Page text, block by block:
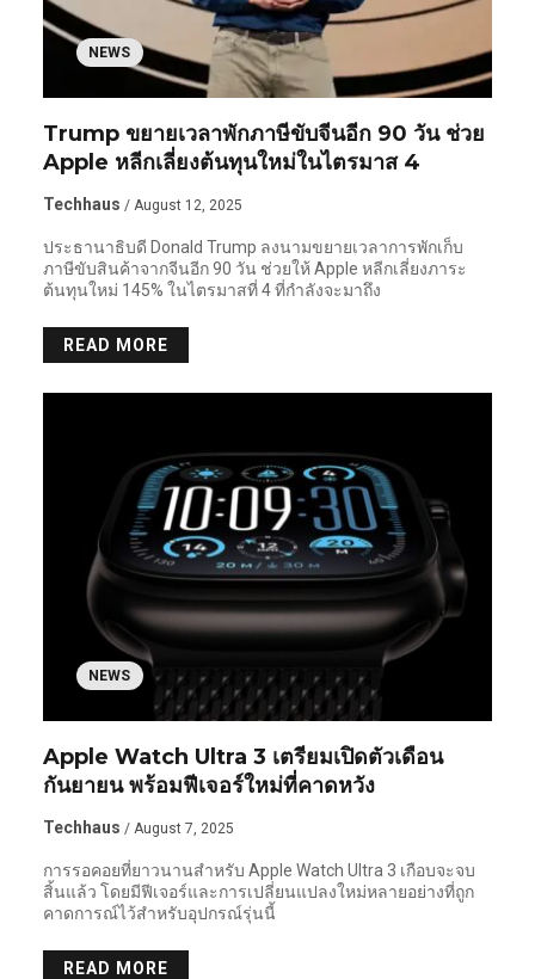
NEWS
Trump ขยายเวลาพักภาษีขับจีนอีก 90 วัน ช่วย
Apple หลีกเลี่ยงต้นทุนใหม่ในไตรมาส 4
Techhaus / August 12, 2025
ประธานาธิบดี Donald Trump ลงนามขยายเวลาการพักเก็บ
ภาษีขับสินค้าจากจีนอีก 90 วัน ช่วยให้ Apple หลีกเลี่ยงภาระ
ต้นทุนใหม่ 145% ในไตรมาสที่ 4 ที่กำลังจะมาถึง
READ MORE
NEWS
Apple Watch Ultra 3 เตรียมเปิดตัวเดือน
กันยายน พร้อมฟีเจอร์ใหม่ที่คาดหวัง
Techhaus / August 7, 2025
การรอคอยที่ยาวนานสำหรับ Apple Watch Ultra 3 เกือบจะจบ
สิ้นแล้ว โดยมีฟีเจอร์และการเปลี่ยนแปลงใหม่หลายอย่างที่ถูก
คาดการณ์ไว้สำหรับอุปกรณ์รุ่นนี้
READ MORE